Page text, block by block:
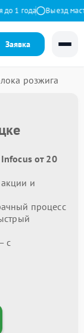
1 года Выезд
Заявка
розжига
от 20
и
процесс
с